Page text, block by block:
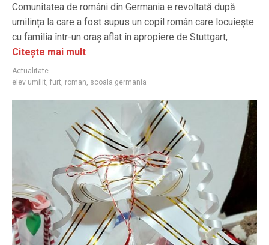
Comunitatea de români din Germania e revoltată după
umilința la care a fost supus un copil român care locuiește
cu familia într-un oraș aflat în apropiere de Stuttgart,
Citește mai mult
Actualitate
elev umilit, furt, roman, scoala germania